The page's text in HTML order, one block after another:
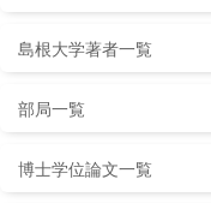
島根大学著者一覧
部局一覧
博士学位論文一覧